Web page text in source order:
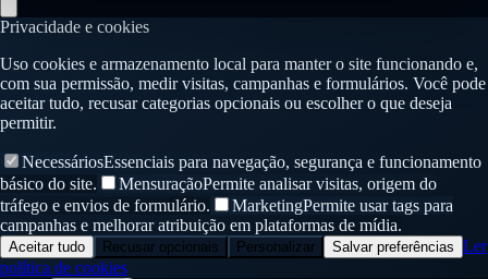
Privacidade e cookies
Uso cookies e armazenamento local para manter o site funcionando e,
com sua permissão, medir visitas, campanhas e formulários. Você pode
aceitar tudo, recusar categorias opcionais ou escolher o que deseja
permitir.
NecessáriosEssenciais para navegação, segurança e funcionamento
básico do site.
MensuraçãoPermite analisar visitas, origem do
tráfego e envios de formulário.
MarketingPermite usar tags para
campanhas e melhorar atribuição em plataformas de mídia.
Aceitar tudo Recusar opcionais Personalizar Salvar preferências Ler
política de cookies